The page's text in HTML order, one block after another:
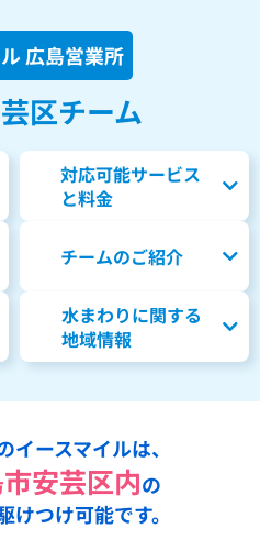
広島営業所
区チーム
対応可能サービス
と料金
チームのご紹介
水まわりに関する
地域情報
ースマイルは、
安芸区内の
つけ可能です。